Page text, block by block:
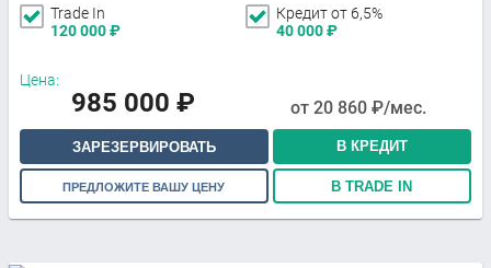
Trade In
120 000₽
Кредит от 6,5%
40 000₽
Цена:
985 000 ₽ от 20 860 ₽/мес.
ЗАРЕЗЕРВИРОВАТЬ В КРЕДИТ
ПРЕДЛОЖИТЕ ВАШУ ЦЕНУ В TRADE IN